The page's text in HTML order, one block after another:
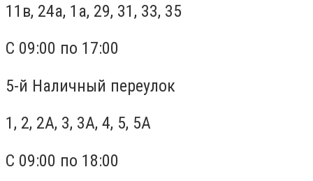
11в, 24а, 1а, 29, 31, 33, 35
С 09:00 по 17:00
5-й Наличный переулок
1, 2, 2А, 3, 3А, 4, 5, 5А
С 09:00 по 18:00